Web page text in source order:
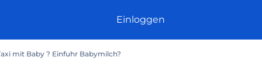
Einloggen
mit Baby ? Einfuhr Babymilch?